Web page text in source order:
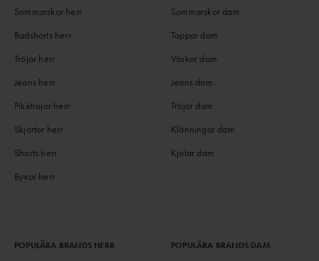
Sommarskor herr
Badshorts herr
Tröjor herr
Jeans herr
Pikétröjor herr
Skjortor herr
Shorts herr
Byxor herr
Sommarskor dam
Toppar dam
Väskor dam
Jeans dam
Tröjor dam
Klänningar dam
Kjolar dam
POPULÄRA BRANDS HERR POPULÄRA BRANDS DAM